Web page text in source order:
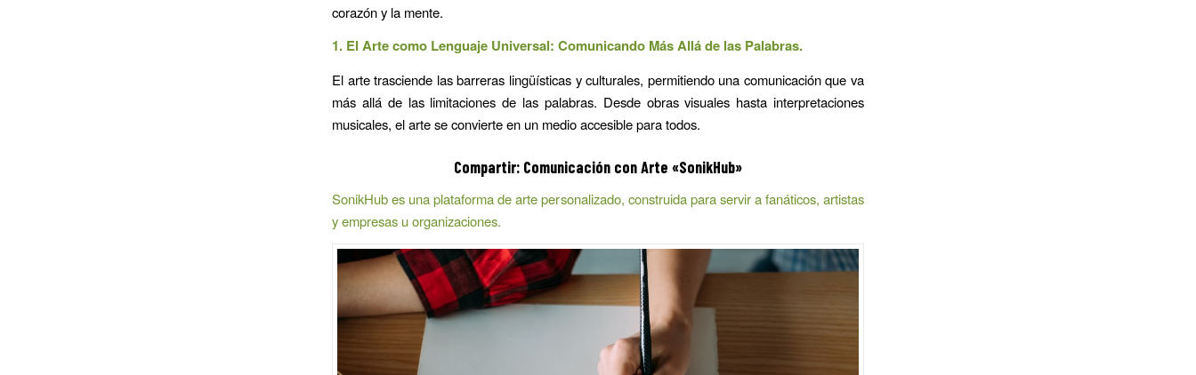
corazón y la mente.
1. El Arte como Lenguaje Universal: Comunicando Más Allá de las Palabras.
El arte trasciende las barreras lingüísticas y culturales, permitiendo una comunicación que va
más allá de las limitaciones de las palabras. Desde obras visuales hasta interpretaciones
musicales, el arte se convierte en un medio accesible para todos.
Compartir: Comunicación con Arte «SonikHub»
SonikHub es una plataforma de arte personalizado, construida para servir a fanáticos, artistas
y empresas u organizaciones.